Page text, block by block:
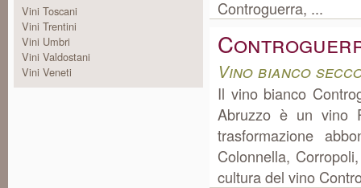
Vini Toscani
Vini Trentini
Vini Umbri
Vini Valdostani
Vini Veneti
Controguerra, ...
Vino bianco
Il vino bianco
Abruzzo è un vino
trasformazione
Colonnella,
cultura del vino